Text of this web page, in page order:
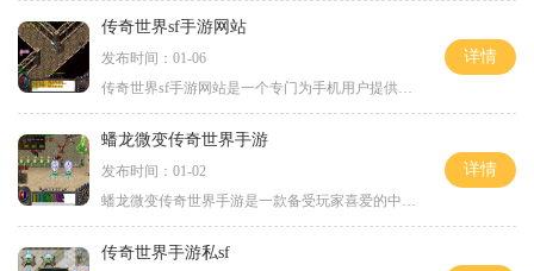
传奇世界sf手游网站
发布时间：01-06
详情
蟠龙微变传奇世界手游
发布时间：01-02
详情
传奇世界手游私sf